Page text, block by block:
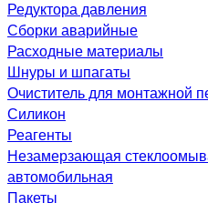
Редуктора давления
Сборки аварийные
Расходные материалы
Шнуры и шпагаты
Очиститель для монтажной
Силикон
Реагенты
Незамерзающая
автомобильная
Пакеты